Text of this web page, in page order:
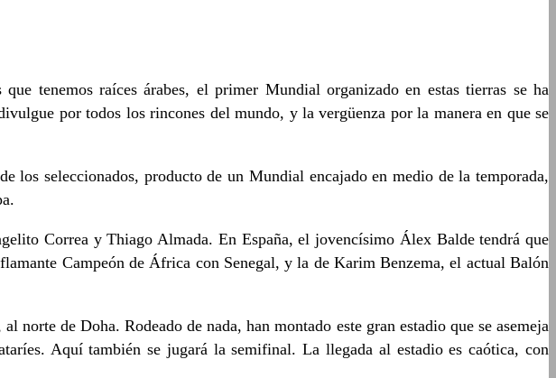
tenemos raíces árabes, el primer Mundial organizado en estas tierras se ha
por todos los rincones del mundo, y la vergüenza por la manera en que se
los seleccionados, producto de un Mundial encajado en medio de la temporada,
Correa y Thiago Almada. En España, el jovencísimo Álex Balde tendrá que
Campeón de África con Senegal, y la de Karim Benzema, el actual Balón
de Doha. Rodeado de nada, han montado este gran estadio que se asemeja
Aquí también se jugará la semifinal. La llegada al estadio es caótica, con